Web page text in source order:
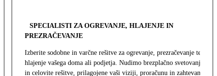
SPECIALISTI ZA OGREVANJE, HLAJENJE IN
PREZRAČEVANJE
Izberite sodobne in varčne rešitve za ogrevanje, prezračevanje ter
hlajenje vašega doma ali podjetja. Nudimo brezplačno svetovanje
in celovite rešitve, prilagojene vaši viziji, proračunu in zahtevam